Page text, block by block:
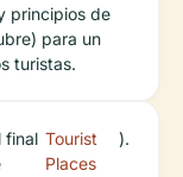
principios de
para un
turistas.
final Tourist
Places
).